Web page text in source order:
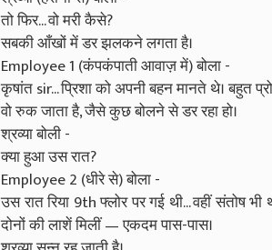
तो फिर... वो मरी कैसे?
सबकी आँखों में डर झलकने लगता है।
Employee 1 (कंपकंपाती आवाज़ में) बोला -
कृषांत sir... प्रिशा को अपनी बहन मानते थे। बहुत
वो रुक जाता है, जैसे कुछ बोलने से डर रहा हो।
श्रव्या बोली -
क्या हुआ उस रात?
Employee 2 (धीरे से) बोला -
उस रात रिया 9th फ्लोर पर गई थी... वहीं संतोष
दोनों की लाशें मिलीं — एकदम पास-पास।